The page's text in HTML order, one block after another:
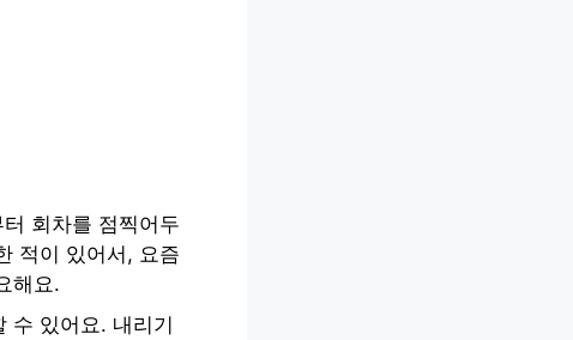
회차를 점찍어두
적이 있어서, 요즘
해요.
수 있어요. 내리기